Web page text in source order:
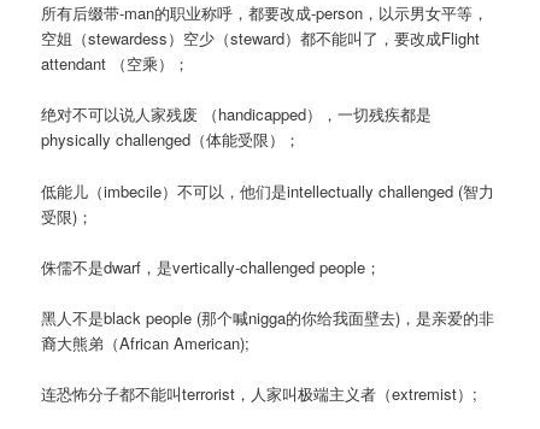
所有后缀带-man的职业称呼，都要改成-person，以示男女平等，
空姐（stewardess）空少（steward）都不能叫了，要改成Flight
attendant （空乘）；
绝对不可以说人家残废 （handicapped），一切残疾都是
physically challenged（体能受限）；
低能儿（imbecile）不可以，他们是intellectually challenged (智力
受限)；
侏儒不是dwarf，是vertically-challenged people；
黑人不是black people (那个喊nigga的你给我面壁去)，是亲爱的非
裔大熊弟（African American);
连恐怖分子都不能叫terrorist，人家叫极端主义者（extremist）;